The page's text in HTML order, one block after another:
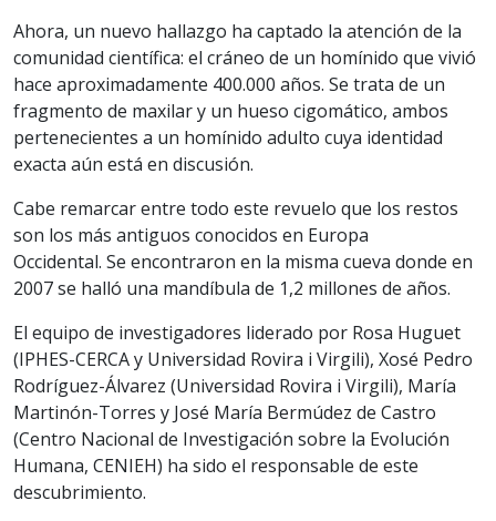
Ahora, un nuevo hallazgo ha captado la atención de la
comunidad científica: el cráneo de un homínido que vivió
hace aproximadamente 400.000 años. Se trata de un
fragmento de maxilar y un hueso cigomático, ambos
pertenecientes a un homínido adulto cuya identidad
exacta aún está en discusión.
Cabe remarcar entre todo este revuelo que los restos
son los más antiguos conocidos en Europa
Occidental. Se encontraron en la misma cueva donde en
2007 se halló una mandíbula de 1,2 millones de años.
El equipo de investigadores liderado por Rosa Huguet
(IPHES-CERCA y Universidad Rovira i Virgili), Xosé Pedro
Rodríguez-Álvarez (Universidad Rovira i Virgili), María
Martinón-Torres y José María Bermúdez de Castro
(Centro Nacional de Investigación sobre la Evolución
Humana, CENIEH) ha sido el responsable de este
descubrimiento.